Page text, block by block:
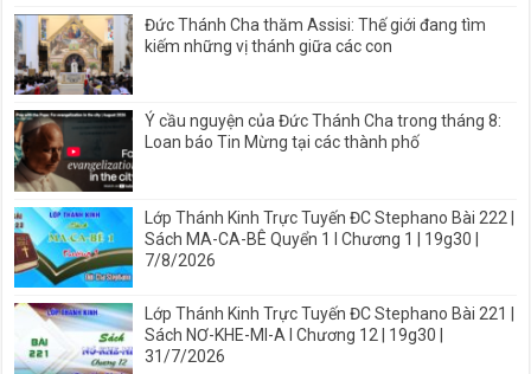
Đức Thánh Cha thăm Assisi: Thế giới đang tìm
kiếm những vị thánh giữa các con
Ý cầu nguyện của Đức Thánh Cha trong tháng 8:
Loan báo Tin Mừng tại các thành phố
Lớp Thánh Kinh Trực Tuyến ĐC Stephano Bài 222 |
Sách MA-CA-BÊ Quyển 1 I Chương 1 | 19g30 |
7/8/2026
Lớp Thánh Kinh Trực Tuyến ĐC Stephano Bài 221 |
Sách NƠ-KHE-MI-A I Chương 12 | 19g30 |
31/7/2026